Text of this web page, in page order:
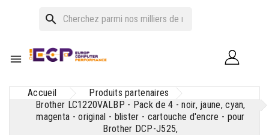
search

Accueil
Produits partenaires
Brother LC1220VALBP - Pack de 4 - noir, jaune, cyan,
magenta - original - blister - cartouche d'encre - pour
Brother DCP-J525,